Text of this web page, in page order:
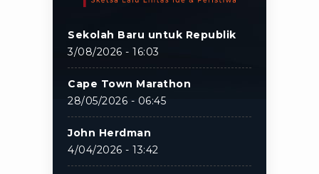
Sekolah Baru untuk Republik
3/08/2026 - 16:03
Cape Town Marathon
28/05/2026 - 06:45
John Herdman
4/04/2026 - 13:42